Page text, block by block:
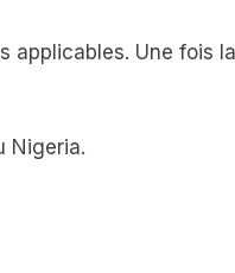
applicables. Une fois la
Nigeria.